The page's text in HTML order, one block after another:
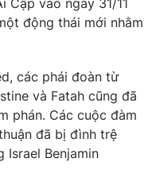
Cập vào ngày 31/11
động thái mới nhằm
các phái đoàn từ
và Fatah cũng đã
phán. Các cuộc đàm
đã bị đình trệ
Israel Benjamin